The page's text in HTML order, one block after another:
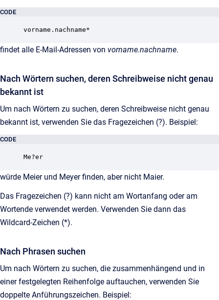
CODE
findet alle E-Mail-Adressen von vorname.nachname.
Nach Wörtern suchen, deren Schreibweise nicht genau
bekannt ist
Um nach Wörtern zu suchen, deren Schreibweise nicht genau
bekannt ist, verwenden Sie das Fragezeichen (?). Beispiel:
CODE
würde Meier und Meyer finden, aber nicht Maier.
Das Fragezeichen (?) kann nicht am Wortanfang oder am
Wortende verwendet werden. Verwenden Sie dann das
Wildcard-Zeichen (*).
Nach Phrasen suchen
Um nach Wörtern zu suchen, die zusammenhängend und in
einer festgelegten Reihenfolge auftauchen, verwenden Sie
doppelte Anführungszeichen. Beispiel: